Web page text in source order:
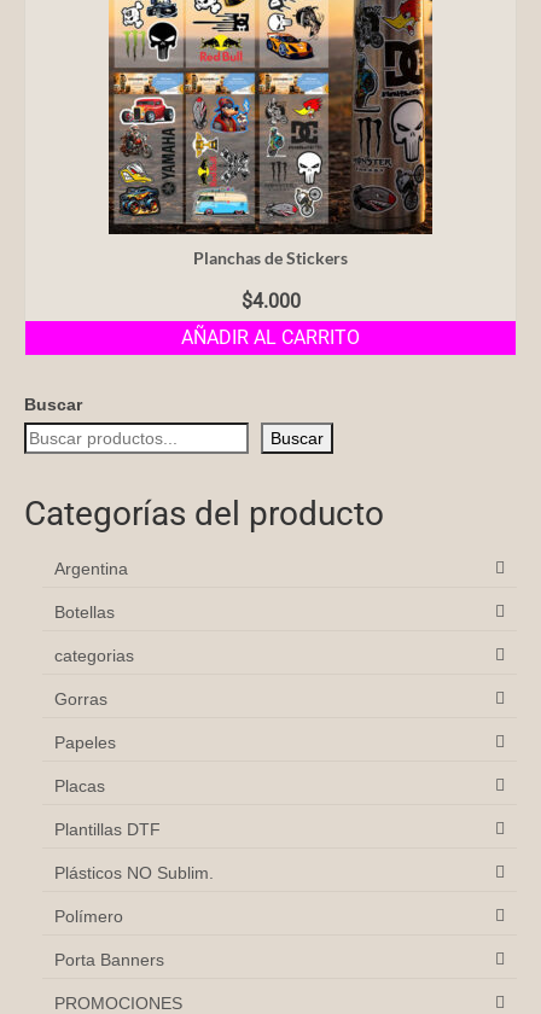
Tutoriales
Planchas de Stickers
$4.000
AÑADIR AL CARRITO
Buscar
Buscar
Categorías del producto
Argentina
Botellas
categorias
Gorras
Papeles
Placas
Plantillas DTF
Plásticos NO Sublim.
Polímero
Porta Banners
PROMOCIONES